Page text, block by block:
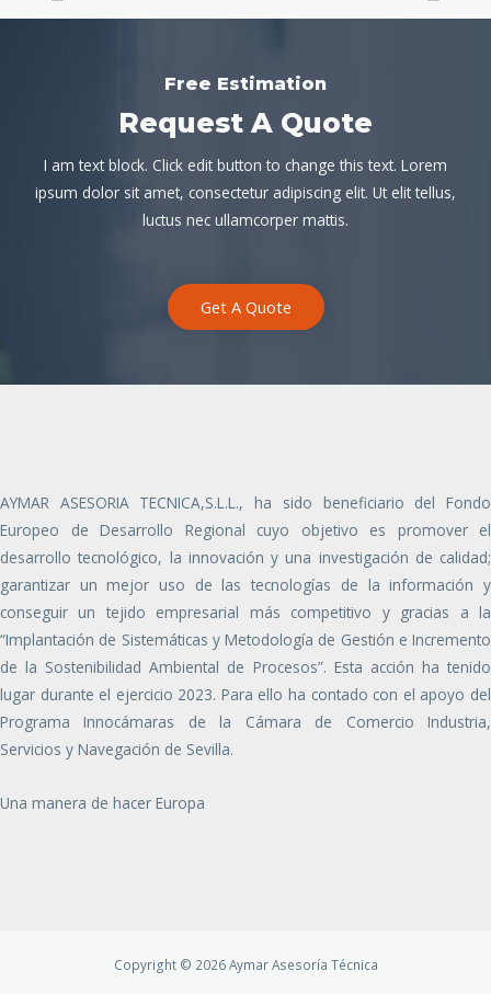
r
i
Free Estimation
Request A Quote
I am text block. Click edit button to change this text. Lorem
ipsum dolor sit amet, consectetur adipiscing elit. Ut elit tellus,
luctus nec ullamcorper mattis.
Get A Quote
AYMAR ASESORIA TECNICA,S.L.L., ha sido beneficiario del Fondo
Europeo de Desarrollo Regional cuyo objetivo es promover el
desarrollo tecnológico, la innovación y una investigación de calidad;
garantizar un mejor uso de las tecnologías de la información y
conseguir un tejido empresarial más competitivo y gracias a la
“Implantación de Sistemáticas y Metodología de Gestión e Incremento
de la Sostenibilidad Ambiental de Procesos”. Esta acción ha tenido
lugar durante el ejercicio 2023. Para ello ha contado con el apoyo del
Programa Innocámaras de la Cámara de Comercio Industria,
Servicios y Navegación de Sevilla.
Una manera de hacer Europa
Copyright © 2026 Aymar Asesoría Técnica